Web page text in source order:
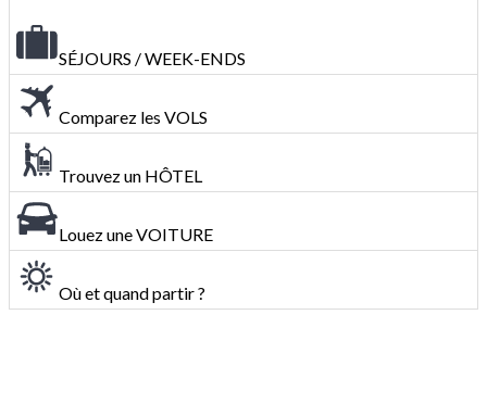
SÉJOURS / WEEK-ENDS
Comparez les VOLS
Trouvez un HÔTEL
Louez une VOITURE
Où et quand partir ?